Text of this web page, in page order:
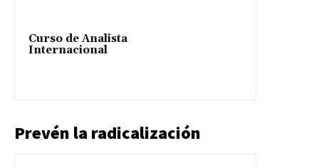
Curso de Analista
Internacional
Prevén la radicalización